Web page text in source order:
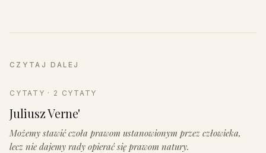
CZYTAJ DALEJ
CYTATY · 2 CYTATY
Juliusz Verne'
Możemy stawić czoła prawom ustanowionym przez człowieka,
lecz nie dajemy rady opierać się prawom natury.